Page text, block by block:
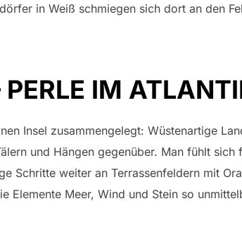
in Weiß schmiegen sich dort an den
IM
Insel zusammengelegt: Wüstenartige
und Hängen gegenüber. Man fühlt
Schritte weiter an Terrassenfeldern mit
Elemente Meer, Wind und Stein so